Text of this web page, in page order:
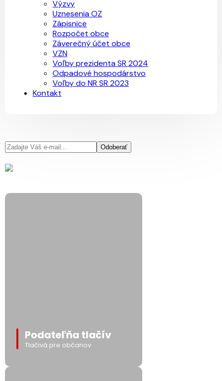
Výzvy
Uznesenia OZ
Zápisnice
Rozpočet obce
Záverečný účet obce
VZN
Voľby prezidenta SR 2024
Odpadové hospodárstvo
Voľby do NR SR 2023
Kontakt
Odoberať
Podateľňa tlačív
Tlačivá pre občanov